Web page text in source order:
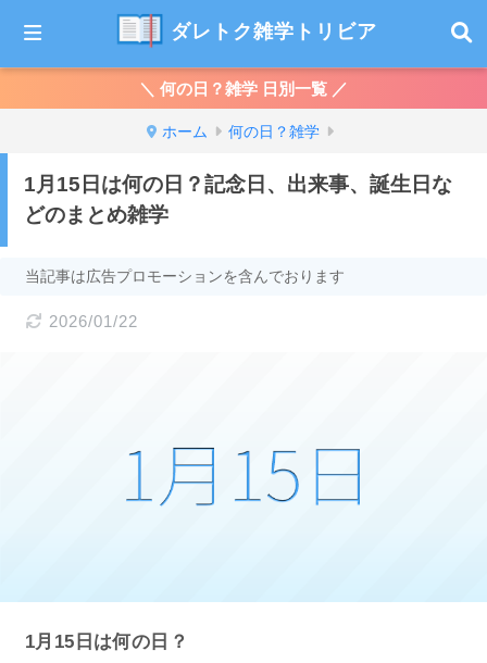
ダレトク雑学トリビア
＼ 何の日？雑学 日別一覧 ／
ホーム 何の日？雑学
1月15日は何の日？記念日、出来事、誕生日な
どのまとめ雑学
当記事は広告プロモーションを含んでおります
2026/01/22
1月15日は何の日？